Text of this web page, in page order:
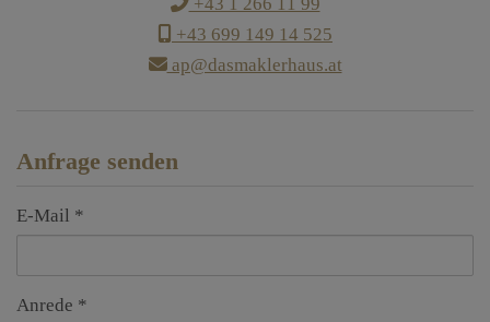
+43 699 149 14 525
ap@dasmaklerhaus.at
Anfrage senden
E-Mail
Anrede